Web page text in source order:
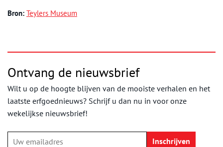
Bron: Teylers Museum
Ontvang de nieuwsbrief
Wilt u op de hoogte blijven van de mooiste verhalen en het
laatste erfgoednieuws? Schrijf u dan nu in voor onze
wekelijkse nieuwsbrief!